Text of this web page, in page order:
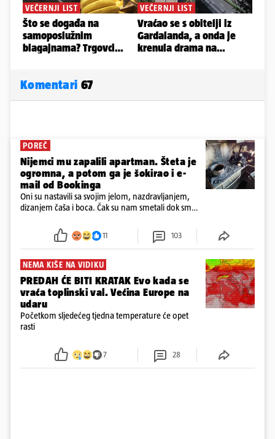
Komentari 67
POREČ
Nijemci mu zapalili apartman. Šteta je
ogromna, a potom ga je šokirao i e-
mail od Bookinga
Oni su nastavili sa svojim jelom, nazdravljanjem,
dizanjem čaša i boca. Čak su nam smetali dok smo
požar, rekao je vlasnik
11 103
NEMA KIŠE NA VIDIKU
PREDAH ĆE BITI KRATAK Evo kada se
vraća toplinski val. Većina Europe na
udaru
Početkom sljedećeg tjedna temperature će opet
rasti
7 28